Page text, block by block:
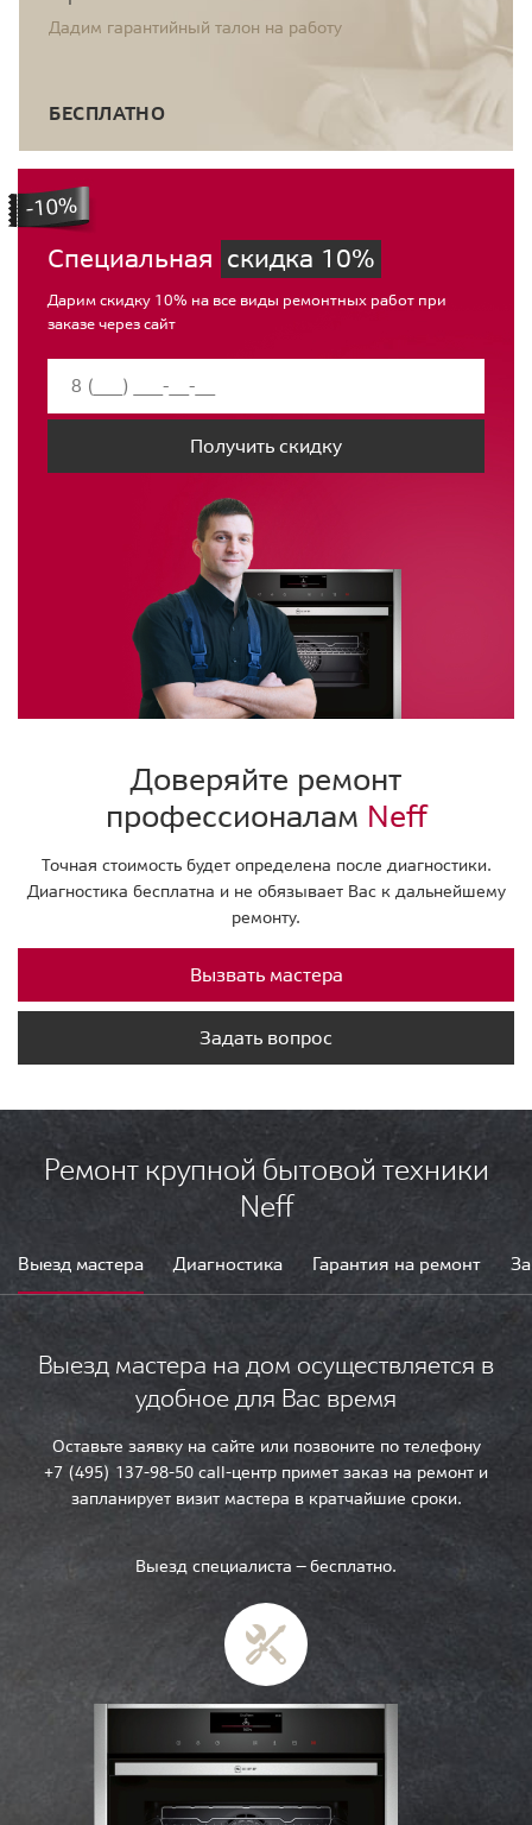
Дадим гарантийный талон на работу
БЕСПЛАТНО
Специальная скидка 10%
Дарим скидку 10% на все виды ремонтных работ при
заказе через сайт
Получить скидку
Доверяйте ремонт
профессионалам Neff
Точная стоимость будет определена после диагностики.
Диагностика бесплатна и не обязывает Вас к дальнейшему
ремонту.
Вызвать мастера
Задать вопрос
Ремонт крупной бытовой техники
Neff
Выезд мастера Диагностика Гарантия на ремонт
Выезд мастера на дом осуществляется в
удобное для Вас время
Оставьте заявку на сайте или позвоните по телефону
+7 (495) 137-98-50 call-центр примет заказ на ремонт и
запланирует визит мастера в кратчайшие сроки.
Выезд специалиста — бесплатно.